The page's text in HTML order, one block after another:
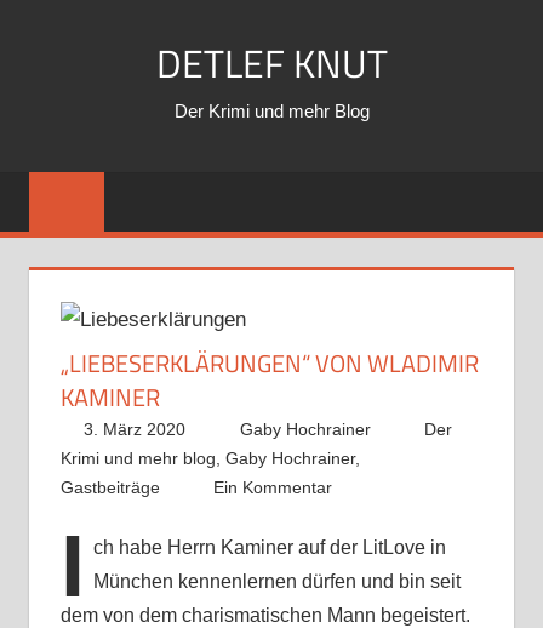
DETLEF KNUT
Der Krimi und mehr Blog
„LIEBESERKLÄRUNGEN“ VON WLADIMIR
KAMINER
3. März 2020 Gaby Hochrainer
Der
Krimi und mehr blog, Gaby Hochrainer,
Gastbeiträge
Ein Kommentar
I
ch habe Herrn Kaminer auf der LitLove in
München kennenlernen dürfen und bin seit
dem von dem charismatischen Mann begeistert.